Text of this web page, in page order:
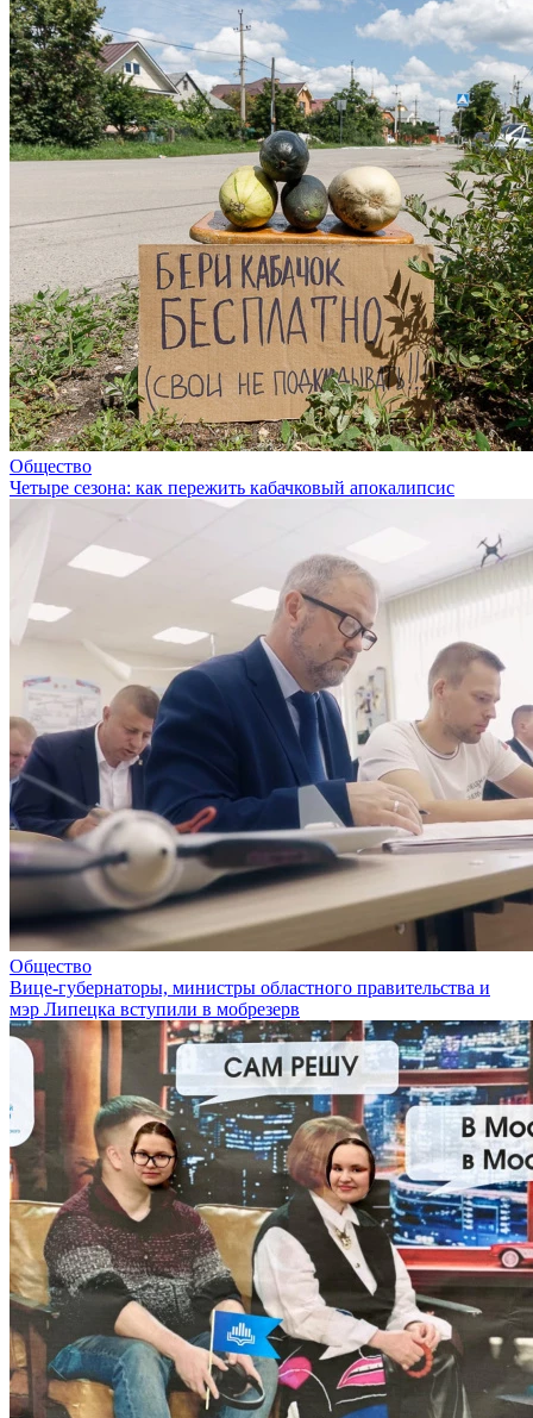
Общество
Четыре сезона: как пережить кабачковый апокалипсис
Общество
Вице-губернаторы, министры областного правительства и
мэр Липецка вступили в мобрезерв